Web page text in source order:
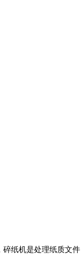
碎纸机是处理纸质文件